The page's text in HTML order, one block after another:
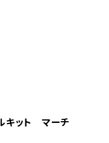
キット マーチ